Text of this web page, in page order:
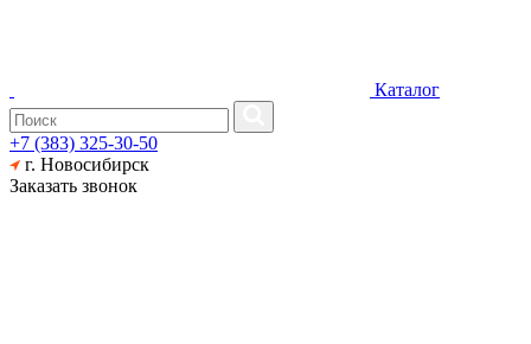
Каталог
+7 (383) 325-30-50
г. Новосибирск
Заказать звонок